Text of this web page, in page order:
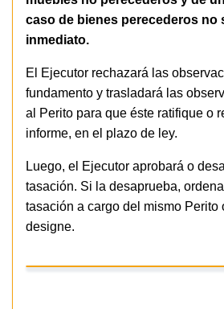
caso de bienes perecederos no
inmediato.
El Ejecutor rechazará las
fundamento y trasladará las
al Perito para que éste ratifique o
informe, en el plazo de ley.
Luego, el Ejecutor aprobará o
tasación. Si la desaprueba,
tasación a cargo del mismo Perito
designe.